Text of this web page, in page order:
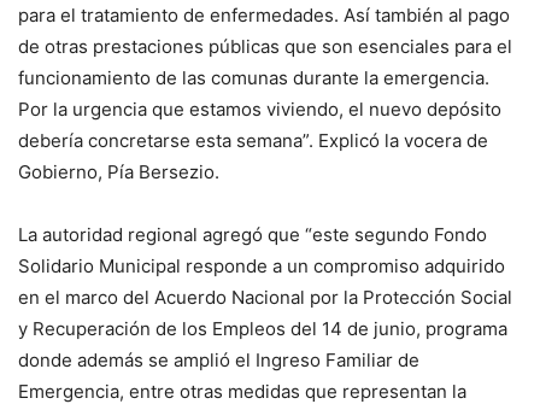
para el tratamiento de enfermedades. Así también al pago
de otras prestaciones públicas que son esenciales para el
funcionamiento de las comunas durante la emergencia.
Por la urgencia que estamos viviendo, el nuevo depósito
debería concretarse esta semana”. Explicó la vocera de
Gobierno, Pía Bersezio.
La autoridad regional agregó que “este segundo Fondo
Solidario Municipal responde a un compromiso adquirido
en el marco del Acuerdo Nacional por la Protección Social
y Recuperación de los Empleos del 14 de junio, programa
donde además se amplió el Ingreso Familiar de
Emergencia, entre otras medidas que representan la